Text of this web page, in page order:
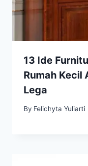
13 Ide
Rumah Kecil
Lega
By Felichyta Yuliarti